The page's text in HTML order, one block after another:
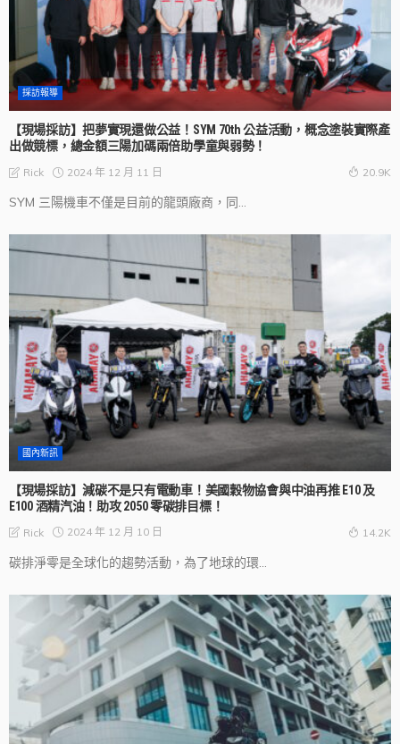
採訪報導
【現場採訪】把夢實現還做公益！SYM 70th 公益活動，概念塗裝實際產
出做競標，總金額三陽加碼兩倍助學童與弱勢！
Rick 2024 年 12 月 11 日 20.9K
SYM 三陽機車不僅是目前的龍頭廠商，同...
國內新訊
【現場採訪】減碳不是只有電動車！美國穀物協會與中油再推 E10 及
E100 酒精汽油！助攻 2050 零碳排目標！
Rick 2024 年 12 月 10 日 14.2K
碳排淨零是全球化的趨勢活動，為了地球的環...